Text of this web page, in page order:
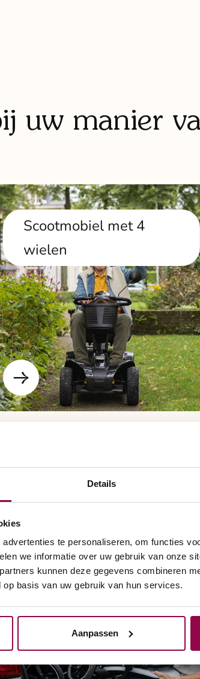
Details
te personaliseren, om functies
we informatie over uw gebruik van onze
kunnen deze gegevens combineren
basis van uw gebruik van hun services.
Aanpassen
uw manier
Scootmobiel met 4
wielen
Opvouwbare modellen